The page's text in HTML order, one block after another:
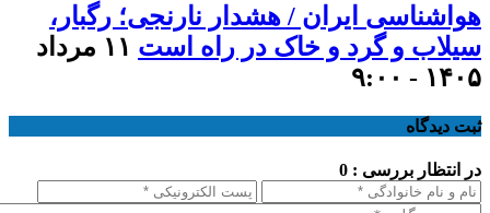
هواشناسی ایران / هشدار نارنجی؛ رگبار،
سیلاب و گرد و خاک در راه است
۱۱ مرداد
۱۴۰۵ - ۹:۰۰
ثبت دیدگاه
در انتظار بررسی : 0